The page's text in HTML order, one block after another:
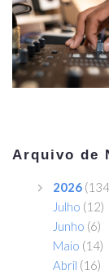
Arquivo de
2026
Julho (12)
Junho (6)
Maio (14)
Abril (16)